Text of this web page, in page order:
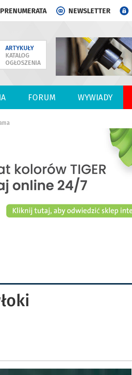
PRENUMERATA NEWSLETTER
ARTYKUŁY
KATALOG
OGŁOSZENIA
FORUM WYWIADY